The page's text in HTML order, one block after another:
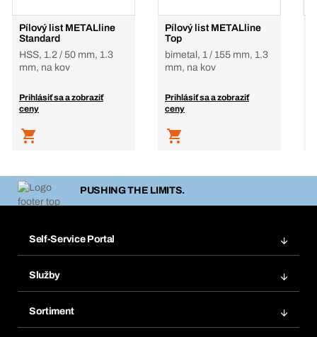
Pílový list METALline
Standard
HSS, 1.2 / 50 mm, 1.3
mm, na kov
Prihlásiť sa a zobraziť
ceny
Pílový list METALline
Top
bimetal, 1 / 155 mm, 1.3
mm, na kov
Prihlásiť sa a zobraziť
ceny
PUSHING THE LIMITS.
Self-Service Portal
Obľúbené
Opakované objednávky
Služby
Sortiment